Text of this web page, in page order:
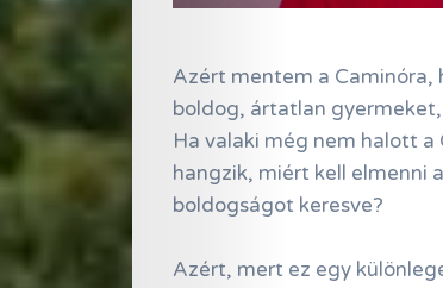
Azért mentem a
boldog, ártatlan
Ha valaki még nem halott a
hangzik, miért kell elmenni
boldogságot keresve?
Azért, mert ez egy